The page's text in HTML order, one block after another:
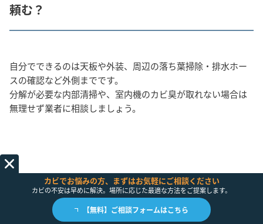
頼む？
自分でできるのは天板や外装、周辺の落ち葉掃除・排水ホー
スの確認など外側までです。
分解が必要な内部清掃や、室内機のカビ臭が取れない場合は
無理せず業者に相談しましょう。
9. まとめ
カビでお悩みの方、まずはお気軽にご相談ください
カビの不安は早めに解決。場所に応じた最適な方法をご提案します。
【無料】ご相談フォームはこちら